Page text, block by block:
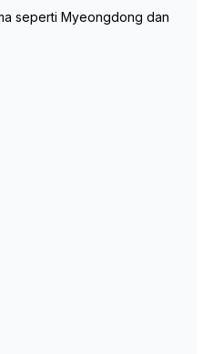
seperti Myeongdong dan